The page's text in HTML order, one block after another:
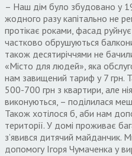
– Наш дім було збудовано у
жодного разу капітально не
протікає роками, фасад
частково обрушуються
також десятиріччями не
«Місто для людей», яка
нам завищений тариф у 7 грн.
500-700 грн з квартири, але
виконуються, – поділилася
Також хотілося б, аби нам
території. У домі проживає
з’явився дитячий майданчик.
допомогу Ігоря Чумаченка у